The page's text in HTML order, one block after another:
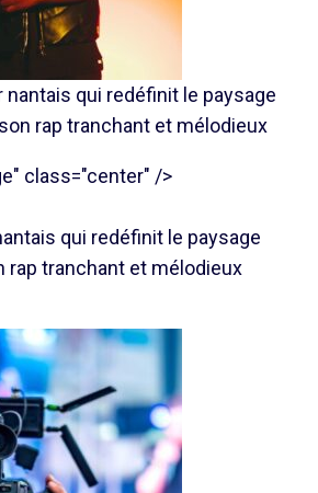
nantais qui redéfinit le paysage
rap tranchant et mélodieux
class="center" />
qui redéfinit le paysage
rap tranchant et mélodieux